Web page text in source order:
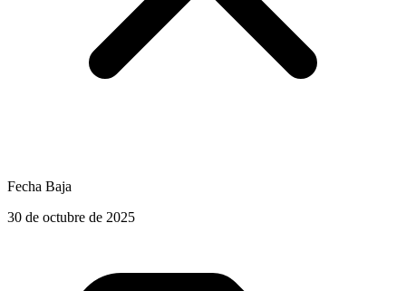
Fecha Baja
30 de octubre de 2025